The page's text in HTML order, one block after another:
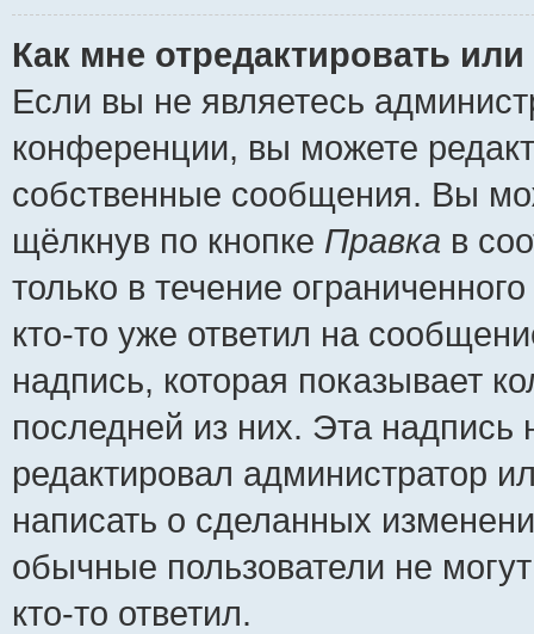
Как мне отредактировать
Если вы не являетесь
конференции, вы можете
собственные сообщения. Вы
щёлкнув по кнопке Правка в
только в течение
кто-то уже ответил на
надпись, которая показывает
последней из них. Эта
редактировал администратор
написать о сделанных
обычные пользователи не
кто-то ответил.